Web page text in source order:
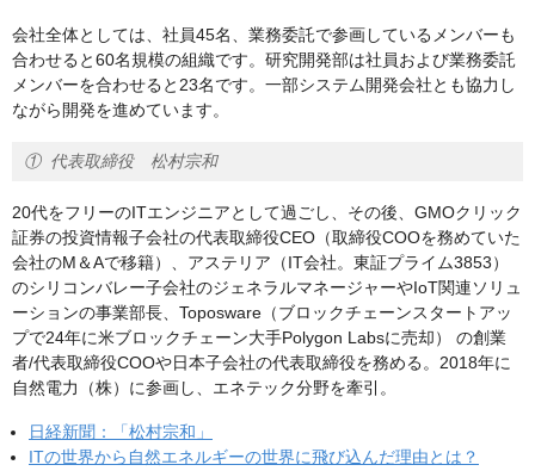
会社全体としては、社員45名、業務委託で参画しているメンバーも
合わせると60名規模の組織です。研究開発部は社員および業務委託
メンバーを合わせると23名です。一部システム開発会社とも協力し
ながら開発を進めています。
① 代表取締役 松村宗和
20代をフリーのITエンジニアとして過ごし、その後、GMOクリック
証券の投資情報子会社の代表取締役CEO（取締役COOを務めていた
会社のM＆Aで移籍）、アステリア（IT会社。東証プライム3853）
のシリコンバレー子会社のジェネラルマネージャーやIoT関連ソリュ
ーションの事業部長、Toposware（ブロックチェーンスタートアッ
プで24年に米ブロックチェーン大手Polygon Labsに売却） の創業
者/代表取締役COOや日本子会社の代表取締役を務める。2018年に
自然電力（株）に参画し、エネテック分野を牽引。
日経新聞：「松村宗和」
ITの世界から自然エネルギーの世界に飛び込んだ理由とは？